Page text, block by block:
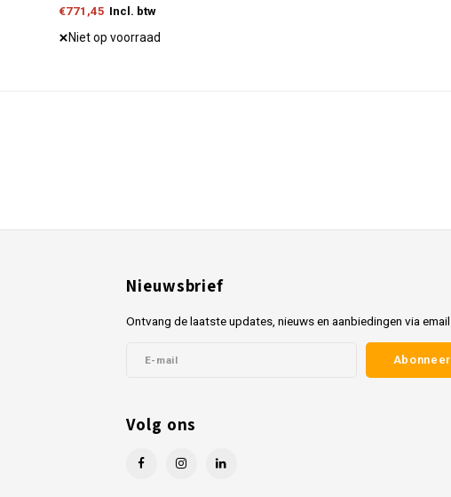
kunststof heeft als groot voordeel dat het
product niet splintert of rot.
€771,45 Incl. btw
Niet op voorraad
Nieuwsbrief
Ontvang de laatste updates, nieuws en aanbiedingen via email
Abonneer
Volg ons